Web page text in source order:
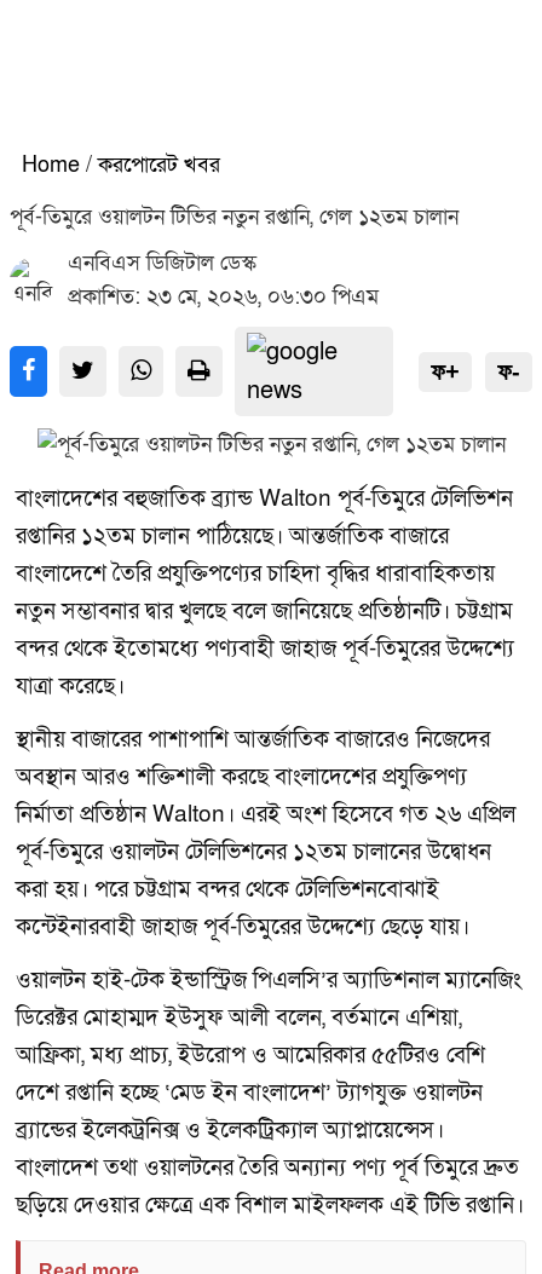
Home / করপোরেট খবর
পূর্ব-তিমুরে ওয়ালটন টিভির নতুন রপ্তানি, গেল ১২তম চালান
এনবিএস ডিজিটাল ডেস্ক
প্রকাশিত: ২৩ মে, ২০২৬, ০৬:৩০ পিএম
ফ+ ফ-
বাংলাদেশের বহুজাতিক ব্র্যান্ড Walton পূর্ব-তিমুরে টেলিভিশন
রপ্তানির ১২তম চালান পাঠিয়েছে। আন্তর্জাতিক বাজারে
বাংলাদেশে তৈরি প্রযুক্তিপণ্যের চাহিদা বৃদ্ধির ধারাবাহিকতায়
নতুন সম্ভাবনার দ্বার খুলছে বলে জানিয়েছে প্রতিষ্ঠানটি। চট্টগ্রাম
বন্দর থেকে ইতোমধ্যে পণ্যবাহী জাহাজ পূর্ব-তিমুরের উদ্দেশ্যে
যাত্রা করেছে।
স্থানীয় বাজারের পাশাপাশি আন্তর্জাতিক বাজারেও নিজেদের
অবস্থান আরও শক্তিশালী করছে বাংলাদেশের প্রযুক্তিপণ্য
নির্মাতা প্রতিষ্ঠান Walton। এরই অংশ হিসেবে গত ২৬ এপ্রিল
পূর্ব-তিমুরে ওয়ালটন টেলিভিশনের ১২তম চালানের উদ্বোধন
করা হয়। পরে চট্টগ্রাম বন্দর থেকে টেলিভিশনবোঝাই
কন্টেইনারবাহী জাহাজ পূর্ব-তিমুরের উদ্দেশ্যে ছেড়ে যায়।
ওয়ালটন হাই-টেক ইন্ডাস্ট্রিজ পিএলসি’র অ্যাডিশনাল ম্যানেজিং
ডিরেক্টর মোহাম্মদ ইউসুফ আলী বলেন, বর্তমানে এশিয়া,
আফ্রিকা, মধ্য প্রাচ্য, ইউরোপ ও আমেরিকার ৫৫টিরও বেশি
দেশে রপ্তানি হচ্ছে ‘মেড ইন বাংলাদেশ’ ট্যাগযুক্ত ওয়ালটন
ব্র্যান্ডের ইলেকট্রনিক্স ও ইলেকট্রিক্যাল অ্যাপ্লায়েন্সেস।
বাংলাদেশ তথা ওয়ালটনের তৈরি অন্যান্য পণ্য পূর্ব তিমুরে দ্রুত
ছড়িয়ে দেওয়ার ক্ষেত্রে এক বিশাল মাইলফলক এই টিভি রপ্তানি।